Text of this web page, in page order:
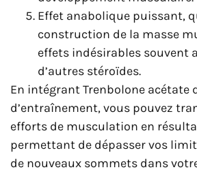
Effet anabolique puissant,
construction de la masse
effets indésirables souvent
d’autres stéroïdes.
En intégrant Trenbolone acétate
d’entraînement, vous pouvez
efforts de musculation en
permettant de dépasser vos
de nouveaux sommets dans